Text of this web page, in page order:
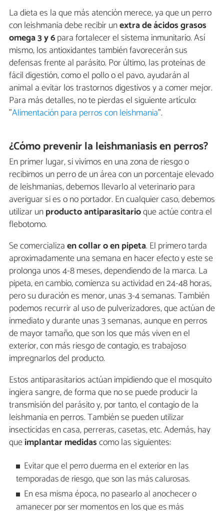
La dieta es la que más atención merece, ya que un perro
con leishmania debe recibir unextra de ácidos grasos
omega 3 y 6para fortalecer el sistema inmunitario. Así
mismo, los antioxidantes también favorecerán sus
defensas frente al parásito. Por último, las proteínas de
fácil digestión, como el pollo o el pavo, ayudarán al
animal a evitar los trastornos digestivos y a comer mejor.
Para más detalles, no te pierdas el siguiente artículo:
"Alimentación para perros con leishmania".
¿Cómo prevenir la leishmaniasis en perros?
En primer lugar, si vivimos en una zona de riesgo o
recibimos un perro de un área con un porcentaje elevado
de leishmanias, debemos llevarlo al veterinario para
averiguar si es o no portador. En cualquier caso, debemos
utilizar unproducto antiparasitarioque actúe contra el
flebotomo.
Se comercializaen collar o en pipeta. El primero tarda
aproximadamente una semana en hacer efecto y este se
prolonga unos 4-8 meses, dependiendo de la marca. La
pipeta, en cambio, comienza su actividad en 24-48 horas,
pero su duración es menor, unas 3-4 semanas. También
podemos recurrir al uso de pulverizadores, que actúan de
inmediato y durante unas 3 semanas, aunque en perros
de mayor tamaño, que son los que más viven en el
exterior, con más riesgo de contagio, es trabajoso
impregnarlos del producto.
Estos antiparasitarios actúan impidiendo que el mosquito
ingiera sangre, de forma que no se puede producir la
transmisión del parásito y, por tanto, el contagio de la
leishmania en perros. También se pueden utilizar
insecticidas en casa, perreras, casetas, etc. Además, hay
queimplantar medidascomo las siguientes:
Evitar que el perro duerma en el exterior en las
temporadas de riesgo, que son las más calurosas.
En esa misma época, no pasearlo al anochecer o
amanecer por ser momentos en los que es más